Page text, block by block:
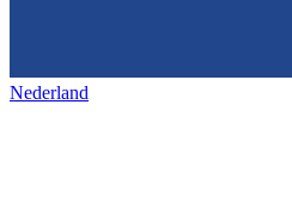
Nederland